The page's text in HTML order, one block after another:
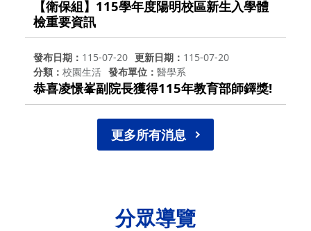
【衛保組】115學年度陽明校區新生入學體
檢重要資訊
發布日期 115-07-20 更新日期
115-07-20
分類
校園生活 發布單位 醫學系
恭喜凌憬峯副院長獲得115年教育部師鐸獎!
更多所有消息
分眾導覽